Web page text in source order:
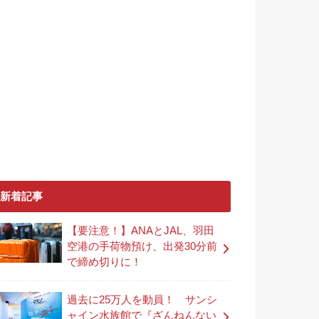
新着記事
【要注意！】ANAとJAL、羽田
空港の手荷物預け、出発30分前
で締め切りに！
過去に25万人を動員！ サンシ
ャイン水族館で『ざんねんない